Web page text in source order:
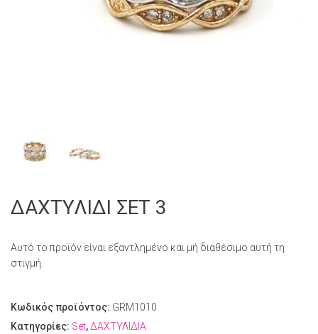
ΔΑΧΤΥΛΙΔΙ ΣΕΤ 3
Αυτό το προϊόν είναι εξαντλημένο και μή διαθέσιμο αυτή τη
στιγμή.
Κωδικός προϊόντος: GRM1010
Κατηγορίες: Set,ΔΑΧΤΥΛΙΔΙΑ